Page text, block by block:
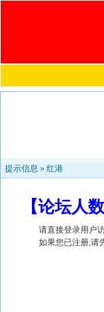
提示信息 » 红港
【论坛人
请直接登录用户
如果您已注册,请